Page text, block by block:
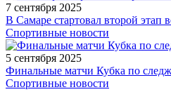
7 сентября 2025
В Самаре стартовал второй этап
Спортивные новости
5 сентября 2025
Финальные матчи Кубка по
Спортивные новости